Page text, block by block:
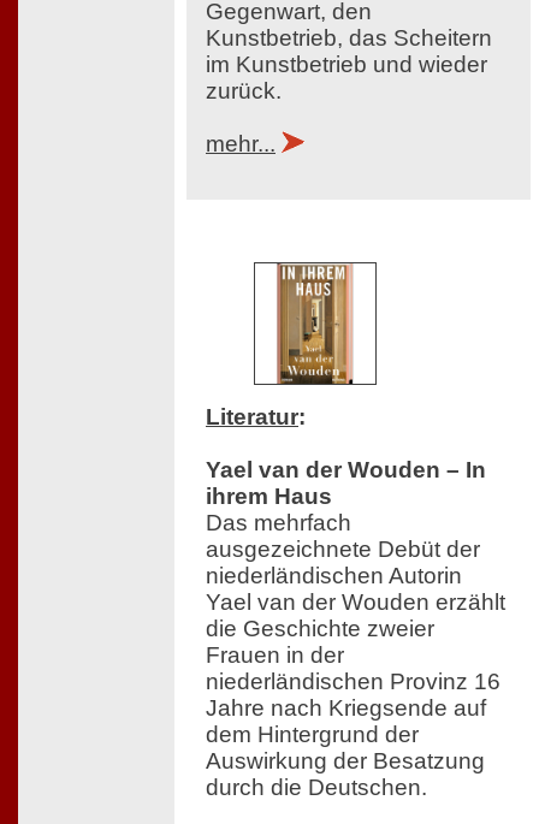
Gegenwart, den
Kunstbetrieb, das Scheitern
im Kunstbetrieb und wieder
zurück.
mehr...
Literatur:
Yael van der Wouden – In
ihrem Haus
Das mehrfach
ausgezeichnete Debüt der
niederländischen Autorin
Yael van der Wouden erzählt
die Geschichte zweier
Frauen in der
niederländischen Provinz 16
Jahre nach Kriegsende auf
dem Hintergrund der
Auswirkung der Besatzung
durch die Deutschen.